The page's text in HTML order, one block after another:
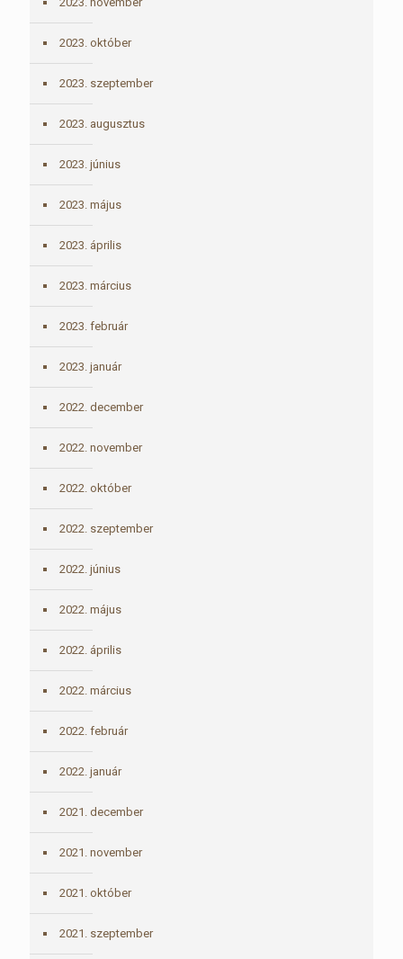
2023. október
2023. szeptember
2023. augusztus
2023. június
2023. május
2023. április
2023. március
2023. február
2023. január
2022. december
2022. november
2022. október
2022. szeptember
2022. június
2022. május
2022. április
2022. március
2022. február
2022. január
2021. december
2021. november
2021. október
2021. szeptember